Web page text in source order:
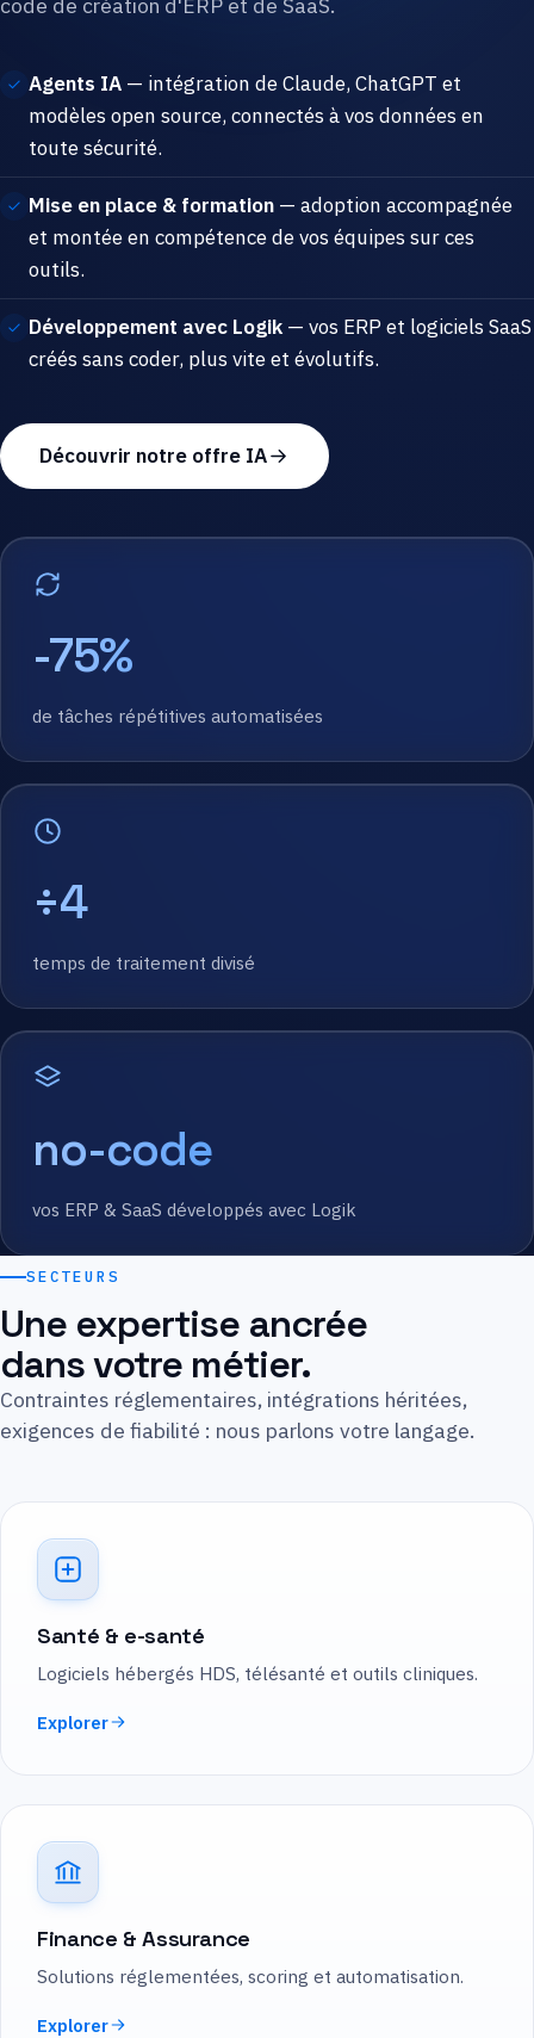
Agents IA — intégration de Claude, ChatGPT et
modèles open source, connectés à vos données en
toute sécurité.
Mise en place & formation — adoption accompagnée
et montée en compétence de vos équipes sur ces
outils.
Développement avec Logik — vos ERP et logiciels SaaS
créés sans coder, plus vite et évolutifs.
Découvrir notre offre IA
-75%
de tâches répétitives automatisées
÷4
temps de traitement divisé
no-code
vos ERP & SaaS développés avec Logik
SECTEURS
Une expertise ancrée
dans votre métier.
Contraintes réglementaires, intégrations héritées,
exigences de fiabilité : nous parlons votre langage.
Santé & e-santé
Logiciels hébergés HDS, télésanté et outils cliniques.
Explorer
Finance & Assurance
Solutions réglementées, scoring et automatisation.
Explorer